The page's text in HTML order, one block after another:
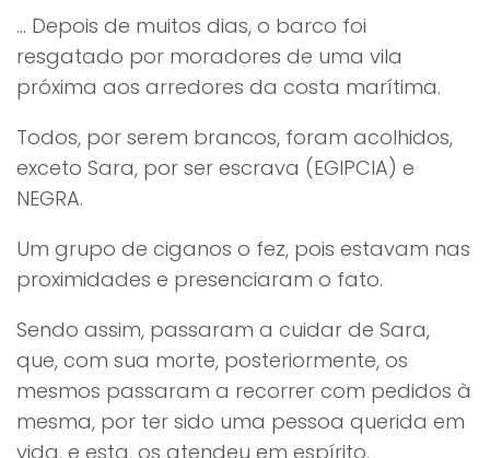
... Depois de muitos dias, o barco foi
resgatado por moradores de uma vila
próxima aos arredores da costa marítima.
Todos, por serem brancos, foram acolhidos,
exceto Sara, por ser escrava (EGIPCIA) e
NEGRA.
Um grupo de ciganos o fez, pois estavam nas
proximidades e presenciaram o fato.
Sendo assim, passaram a cuidar de Sara,
que, com sua morte, posteriormente, os
mesmos passaram a recorrer com pedidos à
mesma, por ter sido uma pessoa querida em
vida, e esta, os atendeu em espírito,